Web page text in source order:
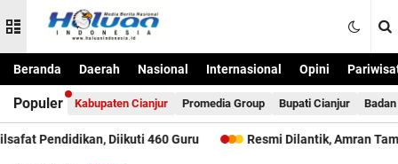
Beranda Daerah Nasional Internasional Opini
Populer Kabupaten Cianjur Promedia Group Bupati Cianjur
Diikuti 460 Guru Resmi Dilantik, Amran Tambi Bawa